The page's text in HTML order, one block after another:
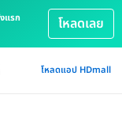
แรก
โหลดเลย
โหลดแอป HDmall